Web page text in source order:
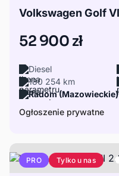
52 900 zł
Diesel
180 254 km
Radom (Mazowieckie)
Ogłoszenie prywatne
PRO Tylko u nas